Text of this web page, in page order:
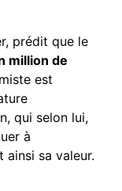
prédit que le
million de
est
qui selon lui,
à
ainsi sa valeur.